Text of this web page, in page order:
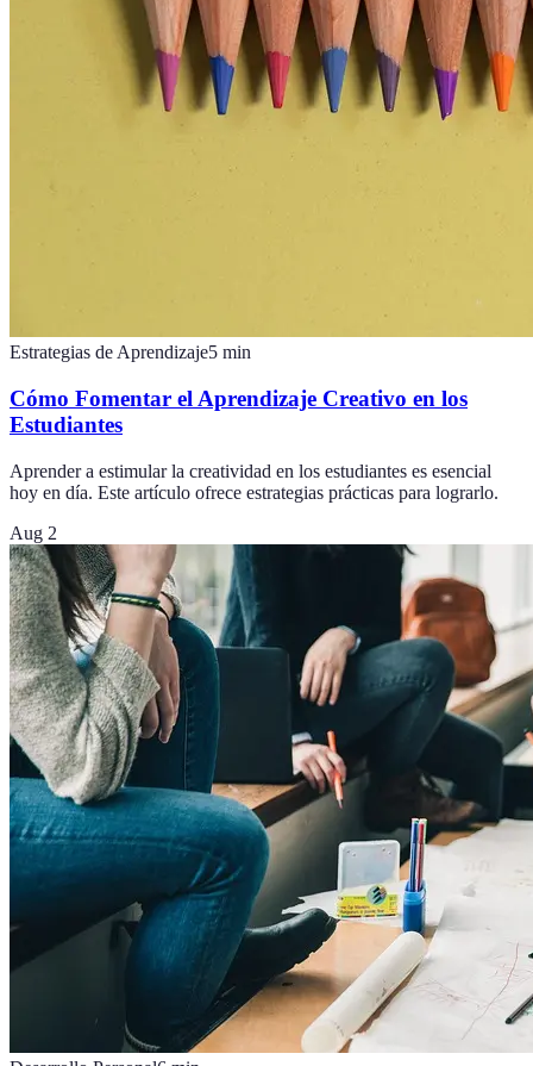
Estrategias de Aprendizaje5 min
Cómo Fomentar el Aprendizaje Creativo en los
Estudiantes
Aprender a estimular la creatividad en los estudiantes es esencial
hoy en día. Este artículo ofrece estrategias prácticas para lograrlo.
Aug 2